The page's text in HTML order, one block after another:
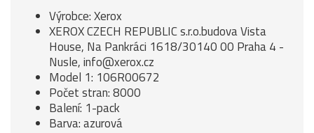
Výrobce: Xerox
XEROX CZECH REPUBLIC s.r.o.budova Vista
House, Na Pankráci 1618/30140 00 Praha 4 -
Nusle, info@xerox.cz
Model 1: 106R00672
Počet stran: 8000
Balení: 1-pack
Barva: azurová